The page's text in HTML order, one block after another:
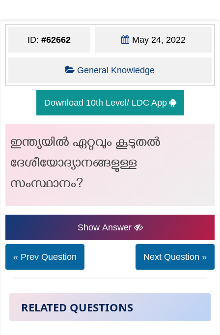
ID:#62662 May 24, 2022
General Knowledge
Download 10th Level/ LDC App
ഇന്ത്യയിൽ ഏറ്റവും കൂടുതൽ
ദേശീയോദ്യാനങ്ങളുള്ള
സംസ്ഥാനം?
Show Answer
« Prev Question Next Question »
RELATED QUESTIONS